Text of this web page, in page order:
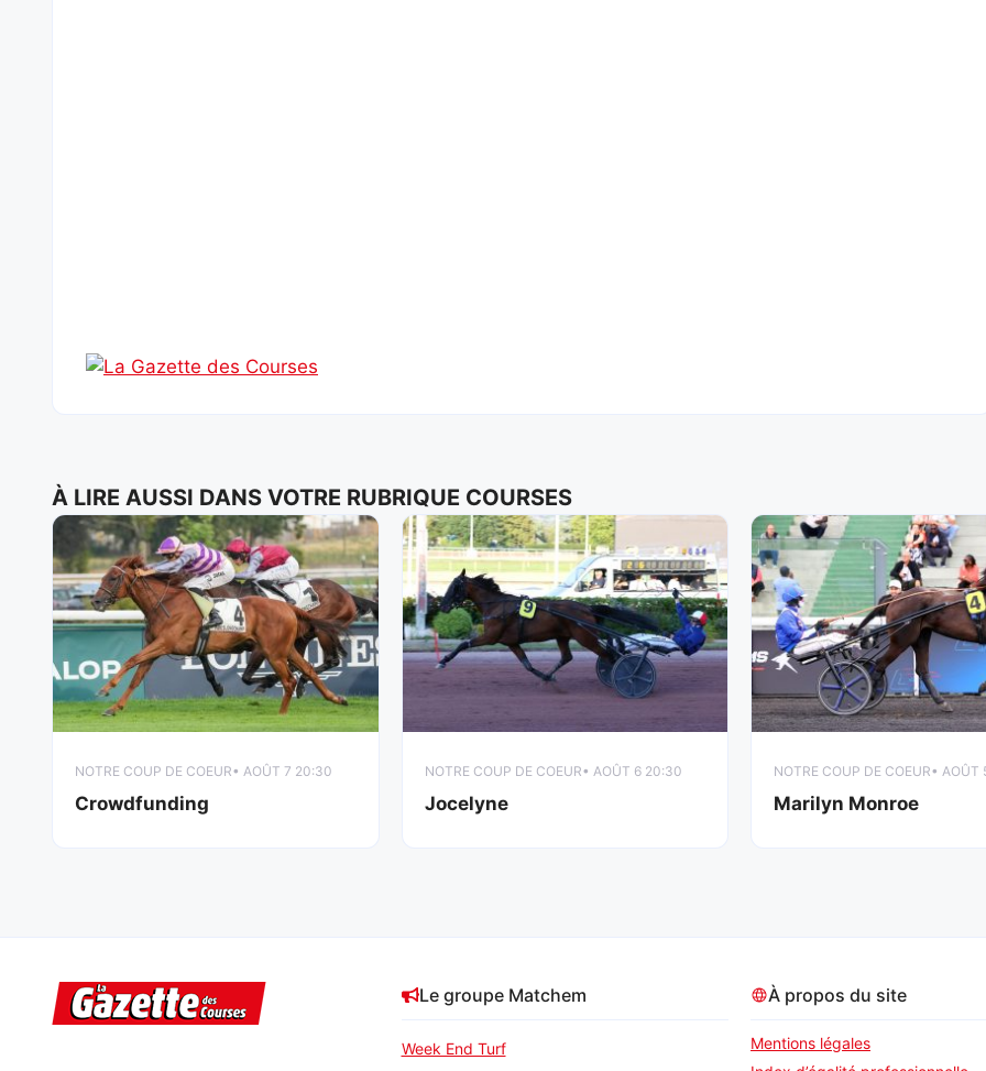
À LIRE AUSSI DANS VOTRE RUBRIQUE COURSES
NOTRE COUP DE COEUR• AOÛT 7 20:30
Crowdfunding
NOTRE COUP DE COEUR• AOÛT 6 20:30
Jocelyne
NOTRE COUP DE COEUR• AOÛT
Marilyn Monroe
Le groupe Matchem
Week End Turf
À propos du site
Mentions légales